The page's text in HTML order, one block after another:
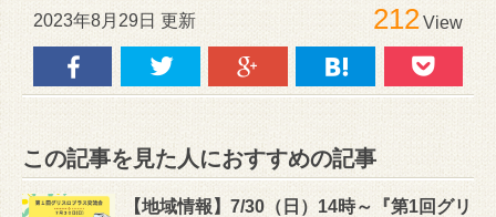
2023年8月29日 更新 212View
この記事を見た人におすすめの記事
【地域情報】7/30（日）14時～『第1回グリ